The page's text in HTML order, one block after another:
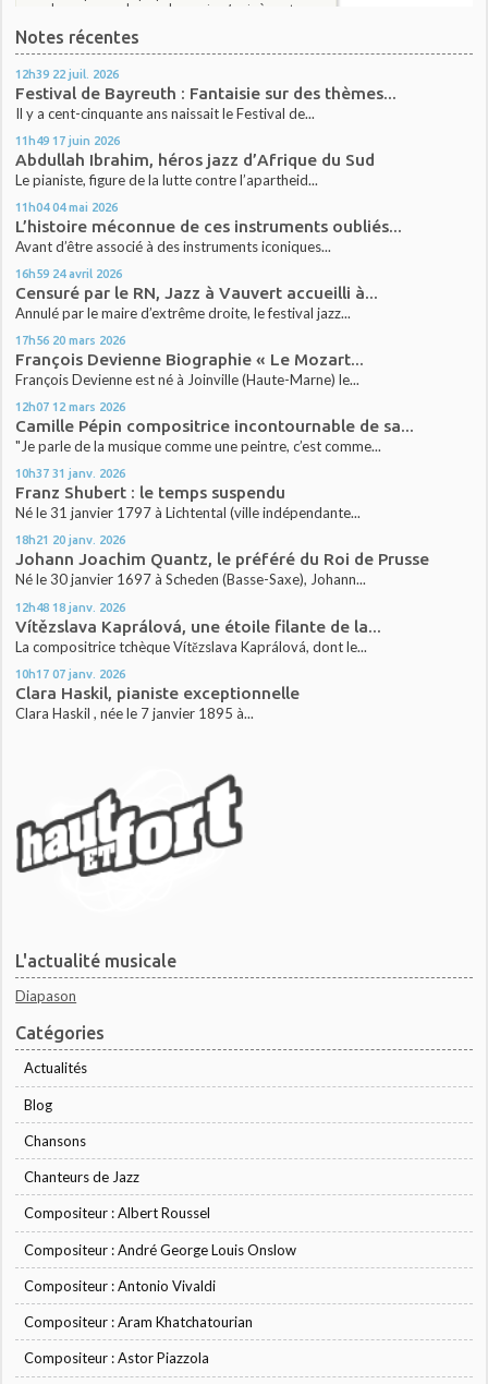
Notes récentes
12h39 22 juil. 2026
Festival de Bayreuth : Fantaisie sur des thèmes...
Il y a cent-cinquante ans naissait le Festival de...
11h49 17 juin 2026
Abdullah Ibrahim, héros jazz d’Afrique du Sud
Le pianiste, figure de la lutte contre l’apartheid...
11h04 04 mai 2026
L’histoire méconnue de ces instruments oubliés...
Avant d’être associé à des instruments iconiques...
16h59 24 avril 2026
Censuré par le RN, Jazz à Vauvert accueilli à...
Annulé par le maire d’extrême droite, le festival jazz...
17h56 20 mars 2026
François Devienne Biographie « Le Mozart...
François Devienne est né à Joinville (Haute-Marne) le...
12h07 12 mars 2026
Camille Pépin compositrice incontournable de sa...
"Je parle de la musique comme une peintre, c’est comme...
10h37 31 janv. 2026
Franz Shubert : le temps suspendu
Né le 31 janvier 1797 à Lichtental (ville indépendante...
18h21 20 janv. 2026
Johann Joachim Quantz, le préféré du Roi de Prusse
Né le 30 janvier 1697 à Scheden (Basse-Saxe), Johann...
12h48 18 janv. 2026
Vítězslava Kaprálová, une étoile filante de la...
La compositrice tchèque Vítězslava Kaprálová, dont le...
10h17 07 janv. 2026
Clara Haskil, pianiste exceptionnelle
Clara Haskil , née le 7 janvier 1895 à...
L'actualité musicale
Diapason
Catégories
Actualités
Blog
Chansons
Chanteurs de Jazz
Compositeur : Albert Roussel
Compositeur : André George Louis Onslow
Compositeur : Antonio Vivaldi
Compositeur : Aram Khatchatourian
Compositeur : Astor Piazzola